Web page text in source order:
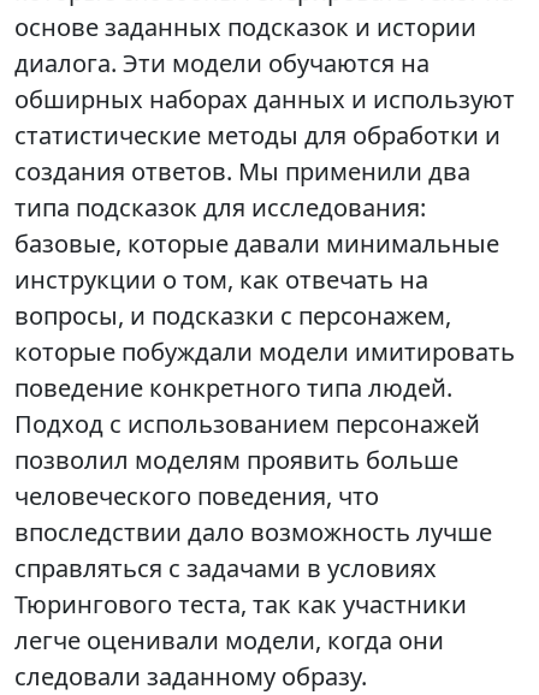
основе заданных подсказок и истории
диалога. Эти модели обучаются на
обширных наборах данных и используют
статистические методы для обработки и
создания ответов. Мы применили два
типа подсказок для исследования:
базовые, которые давали минимальные
инструкции о том, как отвечать на
вопросы, и подсказки с персонажем,
которые побуждали модели имитировать
поведение конкретного типа людей.
Подход с использованием персонажей
позволил моделям проявить больше
человеческого поведения, что
впоследствии дало возможность лучше
справляться с задачами в условиях
Тюрингового теста, так как участники
легче оценивали модели, когда они
следовали заданному образу.